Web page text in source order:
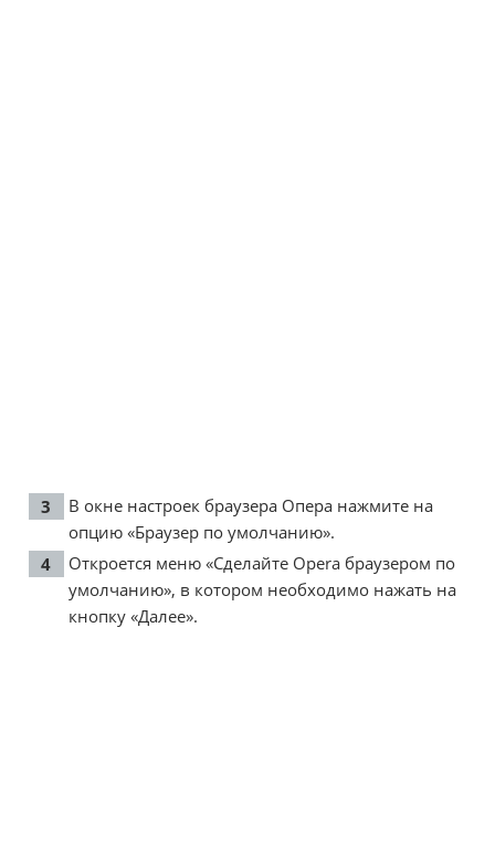
В окне настроек браузера Опера нажмите на
опцию «Браузер по умолчанию».
Откроется меню «Сделайте Opera браузером по
умолчанию», в котором необходимо нажать на
кнопку «Далее».